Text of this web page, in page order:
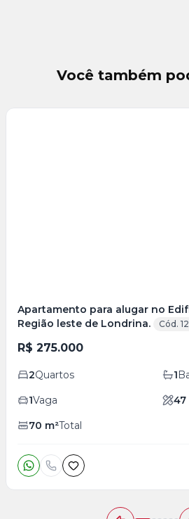
Você também
Apartamento para alugar no
Região leste de Londrina.
Cód.
R$ 275.000
2Quartos 1
1Vaga 47
70 m²Total